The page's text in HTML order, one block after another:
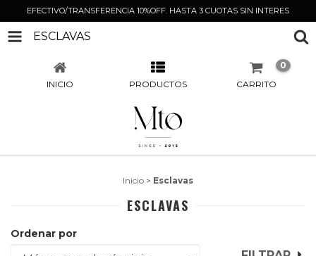
EFECTIVO/TRANSFERENCIA 10%OFF. HASTA 3 CUOTAS SIN INTERES
ESCLAVAS
INICIO PRODUCTOS CARRITO
0
Inicio > Esclavas
ESCLAVAS
Ordenar por